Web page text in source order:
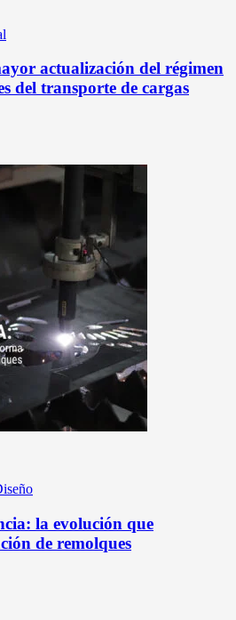
actualización del régimen
del transporte de cargas
la evolución que
de remolques